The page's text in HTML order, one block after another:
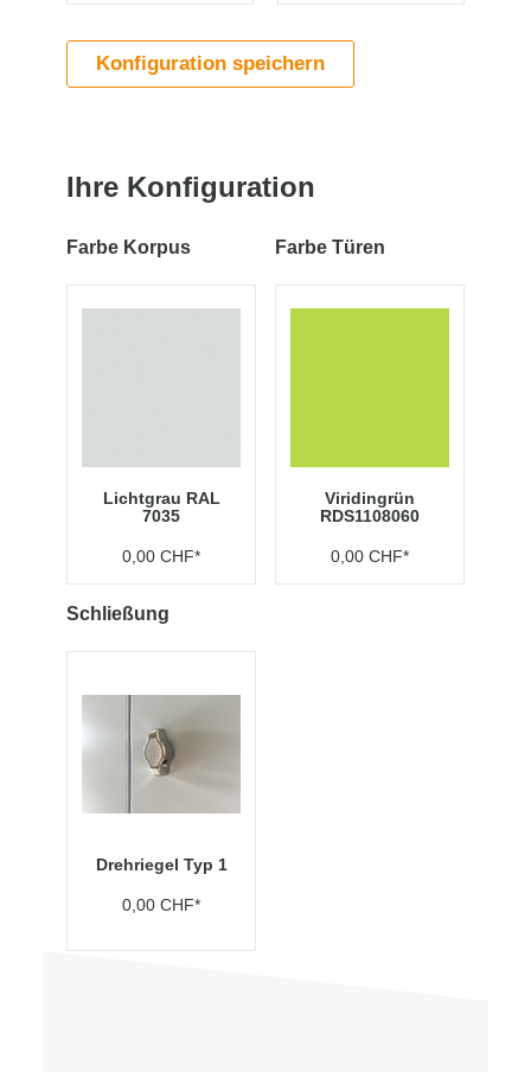
Konfiguration speichern
Ihre Konfiguration
Farbe Korpus
Lichtgrau RAL
7035
0,00 CHF*
Farbe Türen
Viridingrün
RDS1108060
0,00 CHF*
Schließung
Drehriegel Typ 1
0,00 CHF*